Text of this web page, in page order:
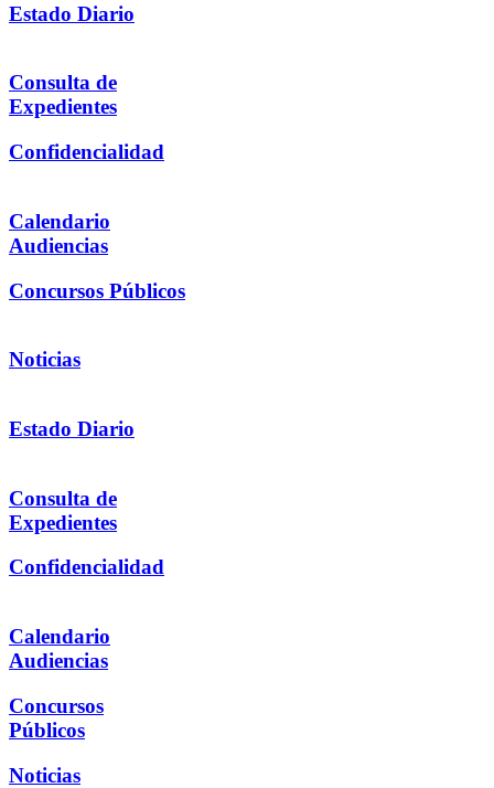
Estado Diario
Consulta de
Expedientes
Confidencialidad
Calendario
Audiencias
Concursos Públicos
Noticias
Estado Diario
Consulta de
Expedientes
Confidencialidad
Calendario
Audiencias
Concursos
Públicos
Noticias